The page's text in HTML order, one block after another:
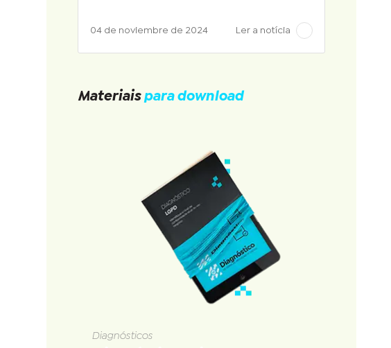
04 de noviembre de 2024 Ler a notícia
Materiais para download
Diagnósticos